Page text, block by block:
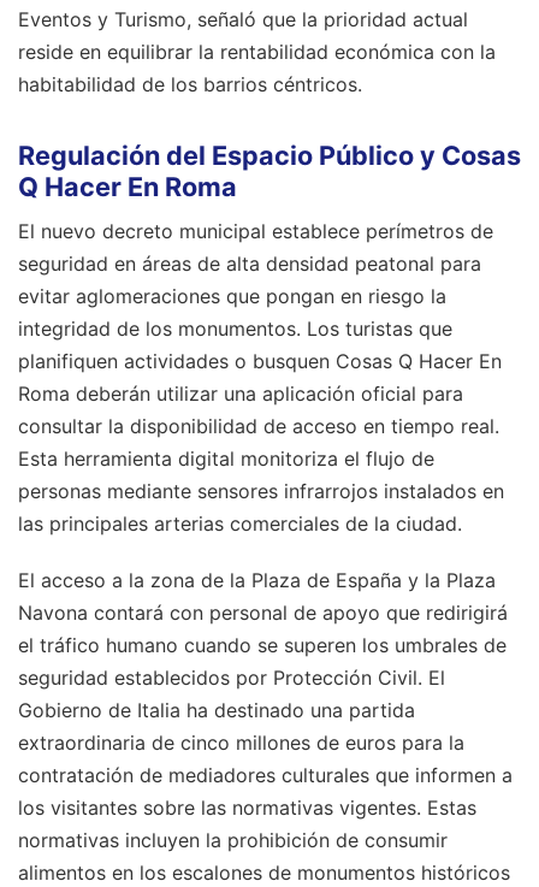
Eventos y Turismo, señaló que la prioridad actual
reside en equilibrar la rentabilidad económica con la
habitabilidad de los barrios céntricos.
Regulación del Espacio Público y Cosas
Q Hacer En Roma
El nuevo decreto municipal establece perímetros de
seguridad en áreas de alta densidad peatonal para
evitar aglomeraciones que pongan en riesgo la
integridad de los monumentos. Los turistas que
planifiquen actividades o busquen Cosas Q Hacer En
Roma deberán utilizar una aplicación oficial para
consultar la disponibilidad de acceso en tiempo real.
Esta herramienta digital monitoriza el flujo de
personas mediante sensores infrarrojos instalados en
las principales arterias comerciales de la ciudad.
El acceso a la zona de la Plaza de España y la Plaza
Navona contará con personal de apoyo que redirigirá
el tráfico humano cuando se superen los umbrales de
seguridad establecidos por Protección Civil. El
Gobierno de Italia ha destinado una partida
extraordinaria de cinco millones de euros para la
contratación de mediadores culturales que informen a
los visitantes sobre las normativas vigentes. Estas
normativas incluyen la prohibición de consumir
alimentos en los escalones de monumentos históricos